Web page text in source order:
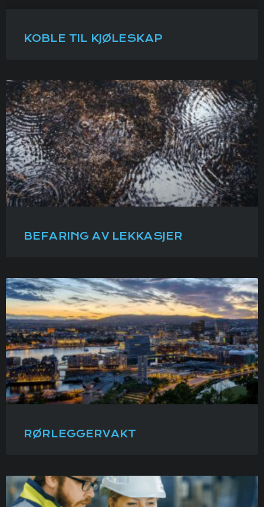
KOBLE TIL KJØLESKAP
BEFARING AV LEKKASJER
RØRLEGGERVAKT